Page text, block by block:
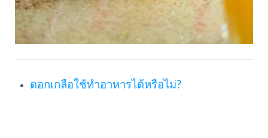
ดอกเกลือใช้ทำอาหารได้หรือไม่?